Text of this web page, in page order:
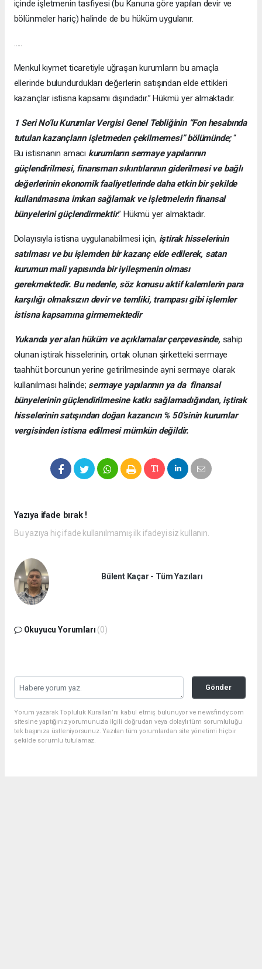
içinde işletmenin tasfiyesi (bu Kanuna göre yapılan devir ve
bölünmeler hariç) halinde de bu hüküm uygulanır.
…..
Menkul kıymet ticaretiyle uğraşan kurumların bu amaçla
ellerinde bulundurdukları değerlerin satışından elde ettikleri
kazançlar istisna kapsamı dışındadır.” Hükmü yer almaktadır.
1 Seri No’lu Kurumlar Vergisi Genel Tebliğinin “Fon hesabında
tutulan kazançların işletmeden çekilmemesi” bölümünde;“
Bu istisnanın amacı kurumların sermaye yapılarının
güçlendirilmesi, finansman sıkıntılarının giderilmesi ve bağlı
değerlerinin ekonomik faaliyetlerinde daha etkin bir şekilde
kullanılmasına imkan sağlamak ve işletmelerin finansal
bünyelerini güçlendirmektir.” Hükmü yer almaktadır.
Dolayısıyla istisna uygulanabilmesi için, iştirak hisselerinin
satılması ve bu işlemden bir kazanç elde edilerek, satan
kurumun mali yapısında bir iyileşmenin olması
gerekmektedir. Bu nedenle, söz konusu aktif kalemlerin para
karşılığı olmaksızın devir ve temliki, trampası gibi işlemler
istisna kapsamına girmemektedir
Yukarıda yer alan hüküm ve açıklamalar çerçevesinde,sahip
olunan iştirak hisselerinin, ortak olunan şirketteki sermaye
taahhüt borcunun yerine getirilmesinde ayni sermaye olarak
kullanılması halinde; sermaye yapılarının ya da finansal
bünyelerinin güçlendirilmesine katkı sağlamadığından, iştirak
hisselerinin satışından doğan kazancın % 50’sinin kurumlar
vergisinden istisna edilmesi mümkün değildir.
Yazıya ifade bırak !
Bu yazıya hiç ifade kullanılmamış ilk ifadeyi siz kullanın.
Bülent Kaçar - Tüm Yazıları
Okuyucu Yorumları (0)
Gönder
Yorum yazarak Topluluk Kuralları’nı kabul etmiş bulunuyor ve newsfindy.com
sitesine yaptığınız yorumunuzla ilgili doğrudan veya dolaylı tüm sorumluluğu
tek başınıza üstleniyorsunuz. Yazılan tüm yorumlardan site yönetimi hiçbir
şekilde sorumlu tutulamaz.